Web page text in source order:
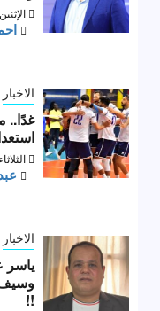
الإثنين, 30 يونيو 2025,
الاخبار
غدًا..
الثلاثاء, 10 يونيو 2025,
الاخبار
ياسر
وسيف
!!